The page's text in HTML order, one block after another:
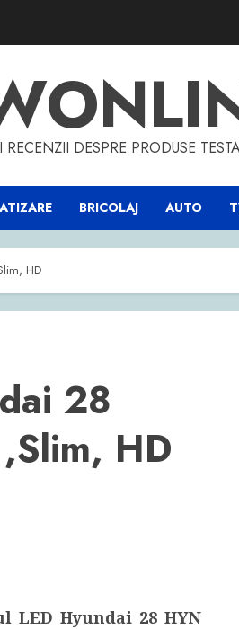
RECENZII DESPRE PRODUSE
BRICOLAJ AUTO
HD
28
HD
LED Hyundai 28 HYN